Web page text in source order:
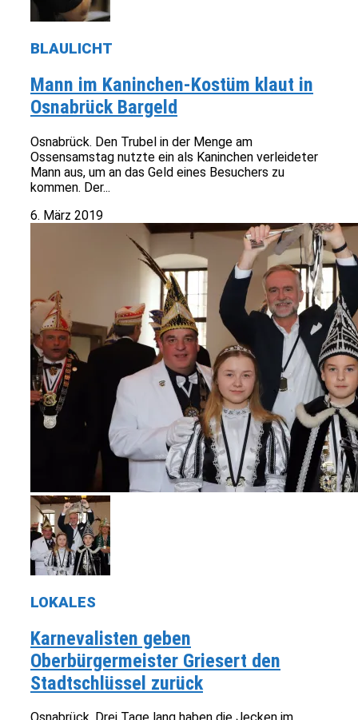
BLAULICHT
Mann im Kaninchen-Kostüm klaut in
Osnabrück Bargeld
Osnabrück. Den Trubel in der Menge am
Ossensamstag nutzte ein als Kaninchen verleideter
Mann aus, um an das Geld eines Besuchers zu
kommen. Der...
6. März 2019
LOKALES
Karnevalisten geben
Oberbürgermeister Griesert den
Stadtschlüssel zurück